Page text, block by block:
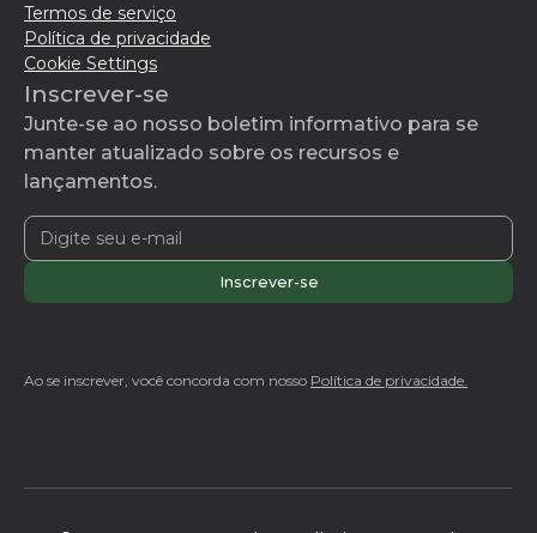
Termos de serviço
Política de privacidade
Cookie Settings
Inscrever-se
Junte-se ao nosso boletim informativo para se
manter atualizado sobre os recursos e
lançamentos.
Ao se inscrever, você concorda com nosso Política de privacidade.